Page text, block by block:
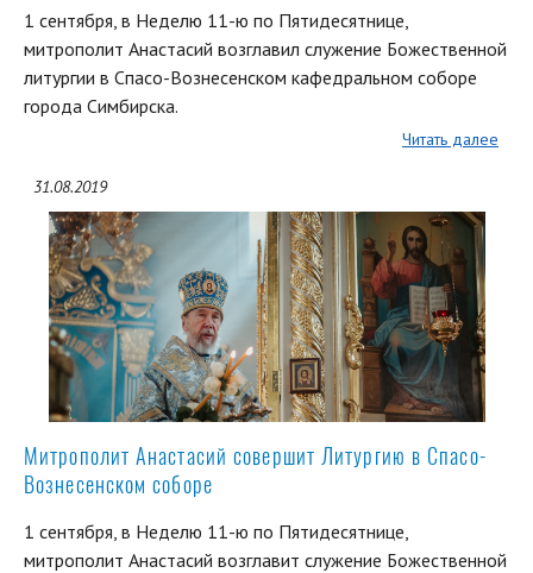
1 сентября, в Неделю 11-ю по Пятидесятнице,
митрополит Анастасий возглавил служение Божественной
литургии в Спасо-Вознесенском кафедральном соборе
города Симбирска.
Читать далее
31.08.2019
Митрополит Анастасий совершит Литургию в Спасо-
Вознесенском соборе
1 сентября, в Неделю 11-ю по Пятидесятнице,
митрополит Анастасий возглавит служение Божественной